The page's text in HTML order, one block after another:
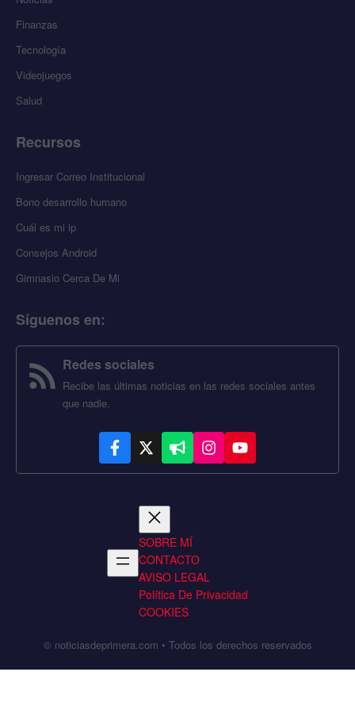
Finanzas
Tecnología
Videojuegos
Salud
Recursos
Ingresar Correo Institucional
Bono desarrollo humano
Cuál es mi ip
Consejos Android
Gimnasio Cerca De Mi
Síguenos en:
Redes sociales
Recibe las últimas noticias en las redes sociales antes
que nadie.
SOBRE MÍ
CONTACTO
AVISO LEGAL
Política De Privacidad
COOKIES
© noticiasdeprimera.com • Todos los derechos reservados